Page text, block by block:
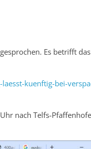
Es betrifft
kuenftig-bei-
nach Telfs-